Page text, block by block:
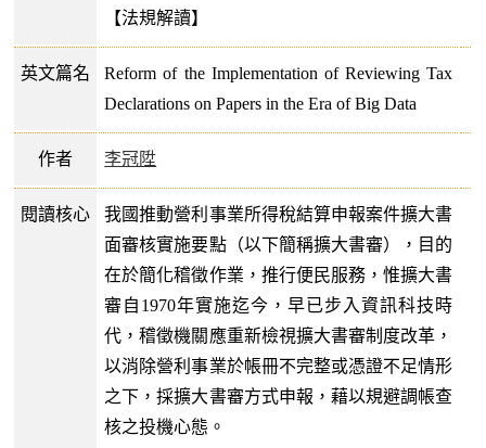
【法規解讀】
英文篇名
Reform of the Implementation of Reviewing Tax
Declarations on Papers in the Era of Big Data
作者 李冠陞
閱讀核心
我國推動營利事業所得稅結算申報案件擴大書
面審核實施要點（以下簡稱擴大書審），目的
在於簡化稽徵作業，推行便民服務，惟擴大書
審自1970年實施迄今，早已步入資訊科技時
代，稽徵機關應重新檢視擴大書審制度改革，
以消除營利事業於帳冊不完整或憑證不足情形
之下，採擴大書審方式申報，藉以規避調帳查
核之投機心態。